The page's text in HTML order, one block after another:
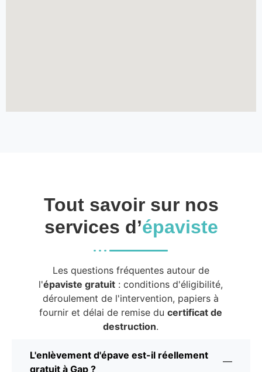
Tout savoir sur nos
services d’épaviste
Les questions fréquentes autour de
l'épaviste gratuit : conditions d'éligibilité,
déroulement de l'intervention, papiers à
fournir et délai de remise ducertificat de
destruction.
L'enlèvement d'épave est-il réellement
gratuit à Gap ?